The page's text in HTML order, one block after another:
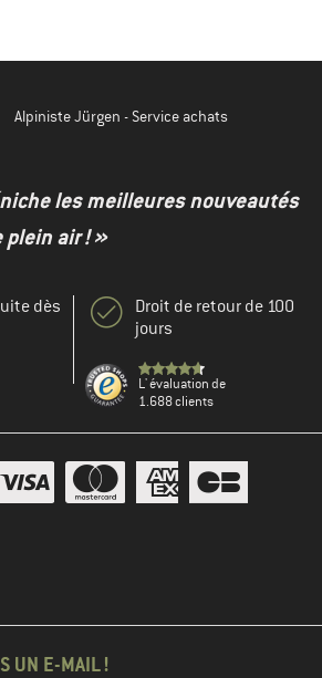
Alpiniste Jürgen - Service achats
les meilleures nouveautés
plein air ! »
dès
Droit de retour de 100
jours
L' évaluation de
1.688 clients
UN E-MAIL !